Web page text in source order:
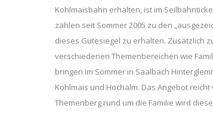
Kohlmaisbahn erhalten, ist im
zählen seit Sommer 2005 zu den
dieses Gütesiegel zu erhalten. Zusätzlich
verschiedenen Themenbereichen wie
bringen im Sommer in Saalbach
Kohlmais und Hochalm. Das Angebot
Themenberg rund um die Familie wird